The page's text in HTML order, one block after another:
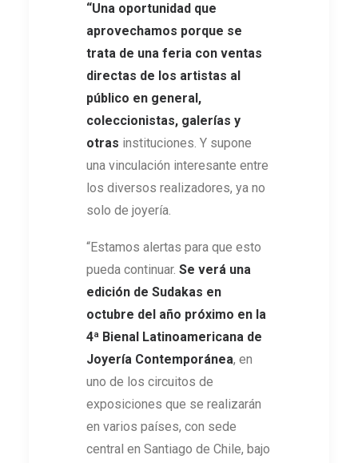
“Una oportunidad que
aprovechamos porque se
trata de una feria con ventas
directas de los artistas al
público en general,
coleccionistas, galerías y
otras instituciones. Y supone
una vinculación interesante entre
los diversos realizadores, ya no
solo de joyería.
“Estamos alertas para que esto
pueda continuar. Se verá una
edición de Sudakas en
octubre del año próximo en la
4ª Bienal Latinoamericana de
Joyería Contemporánea, en
uno de los circuitos de
exposiciones que se realizarán
en varios países, con sede
central en Santiago de Chile, bajo